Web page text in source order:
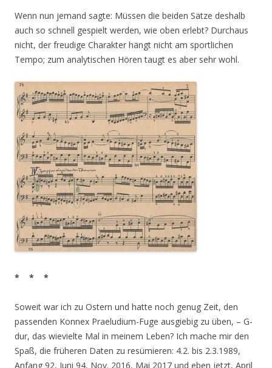
Wenn nun jemand sagte: Müssen die beiden Sätze deshalb
auch so schnell gespielt werden, wie oben erlebt? Durchaus
nicht, der freudige Charakter hängt nicht am sportlichen
Tempo; zum analytischen Hören taugt es aber sehr wohl.
* * *
Soweit war ich zu Ostern und hatte noch genug Zeit, den
passenden Konnex Praeludium-Fuge ausgiebig zu üben, – G-
dur, das wievielte Mal in meinem Leben? Ich mache mir den
Spaß, die früheren Daten zu resümieren: 4.2. bis 2.3.1989,
Anfang 92, Juni 94, Nov. 2016, Mai 2017 und eben jetzt, April